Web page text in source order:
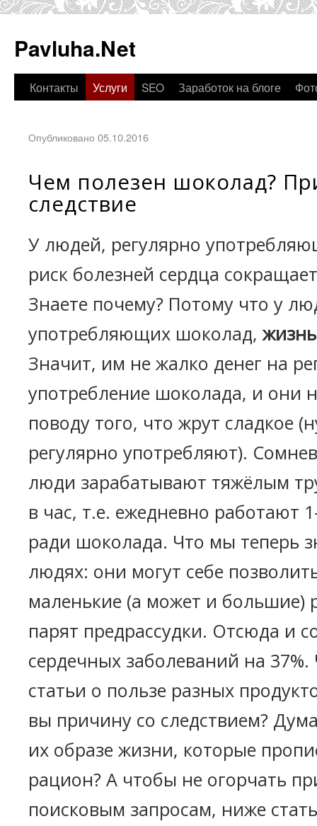
Pavluha.Net
Контакты Услуги SEO Заработок на блоге
Опубликовано 05.10.2016
Чем полезен шоколад?
следствие
У людей, регулярно
риск болезней сердца
Знаете почему? Потому что у
употребляющих шоколад,
Значит, им не жалко денег на
употребление шоколада, и они
поводу того, что жрут сладкое
регулярно употребляют).
люди зарабатывают тяжёлым
в час, т.е. ежедневно работают
ради шоколада. Что мы теперь
людях: они могут себе
маленькие (а может и большие)
парят предрассудки. Отсюда и
сердечных заболеваний на 37%.
статьи о пользе разных
вы причину со следствием?
их образе жизни, которые
рацион? А чтобы не огорчать
поисковым запросам, ниже